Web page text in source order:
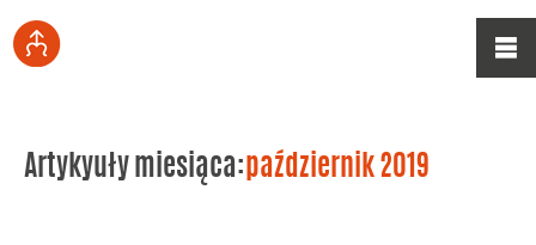
Artykyuły miesiąca: październik 2019